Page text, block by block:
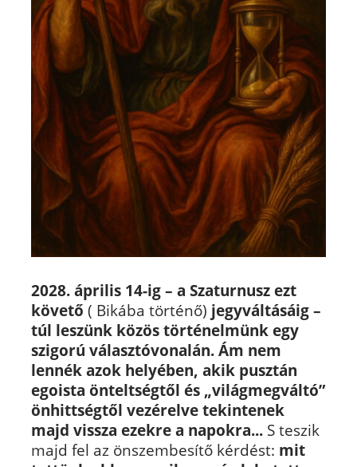
2028. április 14-ig – a Szaturnusz ezt
követő ( Bikába történő) jegyváltásáig –
túl leszünk közös történelmünk egy
szigorú választóvonalán. Ám nem
lennék azok helyében, akik pusztán
egoista önteltségtől és „világmegváltó”
önhittségtől vezérelve tekintenek
majd vissza ezekre a napokra...S teszik
majd fel az önszembesítő kérdést: mit